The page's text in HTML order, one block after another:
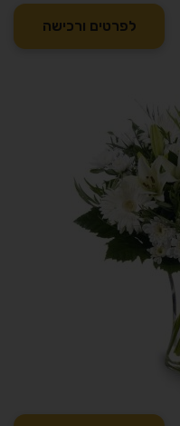
לפרטים ורכישה